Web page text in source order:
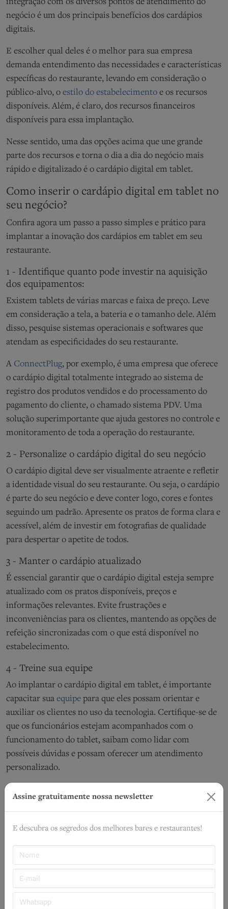
integração com os diversos pontos de atendimento do
negócio é um dos principais benefícios dos cardápios
digitais.
E escolher qual deles é o melhor para sua empresa
demanda entendimento das necessidades e características
específicas do restaurante, levando em consideração o
público-alvo, o estilo do estabelecimento e os recursos
disponíveis. Além, é claro, dos recursos financeiros
disponíveis para essa implantação.
Nesse sentido, uma das opções acima que une grande
parte dos recursos e torna o dia a dia do negócio mais
rápido e digitalizado é o cardápio digital em tablet.
Como inserir o cardápio digital em tablet no
seu negócio?
Confira agora um passo a passo simples e prático para
implantar a inovação dos cardápios em tablet em seu
restaurante.
1 - Identifique quanto pode investir na aquisição
dos equipamentos:
Existem tablets de várias marcas e faixa de preço. Leve
em consideração a tela, a bateria e o tamanho dele. Além
disso, pesquise sistemas operacionais e softwares que
atendam as especificidades do seu restaurante.
A ConnectPlug, por exemplo, é uma empresa que oferece
o cardápio digital totalmente integrado ao sistema de
registro dos produtos vendidos e do processamento do
pagamento do cliente, o chamado sistema PDV. Uma
solução superimportante que ajuda gestores no controle e
monitoramento de toda a operação do restaurante.
2 - Personalize o cardápio digital do seu negócio
O cardápio digital deve ser visualmente atraente e refletir
a identidade visual do seu restaurante. Ou seja, o cardápio
é parte do seu negócio e deve conter logo, cores e fontes
seguindo um padrão. Apresente os pratos de forma clara e
acessível, além de investir em fotografias de qualidade
para despertar o apetite de todos.
3 - Manter o cardápio atualizado
É essencial garantir que o cardápio digital esteja sempre
atualizado com os pratos disponíveis, preços e
informações relevantes. Evite frustrações e
inconveniências para os clientes, mantendo as opções de
refeição sincronizadas com o que está disponível no
estabelecimento.
4 - Treine sua equipe
Ao implantar o cardápio digital em tablet, é importante
capacitar sua equipe para que eles possam orientar e
auxiliar os clientes no uso da tecnologia. Certifique-se de
que os funcionários estejam acompanhados com o
funcionamento do tablet, saibam como lidar com
possíveis dúvidas e possam oferecer um atendimento
personalizado.
5 - Solicite feedback dos clientes
experiência. Esteja aberto a sugestões e críticas
construtivas, que podem ajudar a aprimorar a utilização
Principais benefícios de ter um cardápio
digital em tablet no seu restaurante
Assine gratuitamente nossa newsletter
E descubra os segredos dos melhores bares e restaurantes!